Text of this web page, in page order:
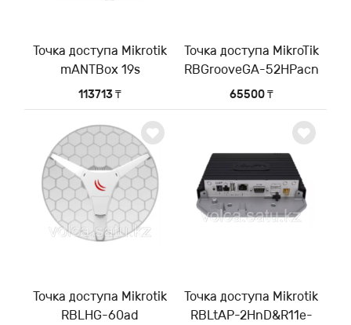
Точка доступа Mikrotik
mANTBox 19s
113713 ₸
Точка доступа MikroTik
RBGrooveGA-52HPacn
65500 ₸
Точка доступа Mikrotik
RBLHG-60ad
Точка доступа Mikrotik
RBLtAP-2HnD&R11e-